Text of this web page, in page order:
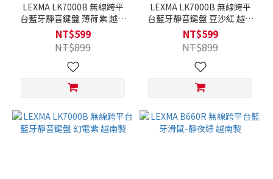
LEXMA LK7000B 無線跨平
台藍牙靜音鍵盤 薄荷紫 越南
製
NT$599
NT$899
LEXMA LK7000B 無線跨平
台藍牙靜音鍵盤 豆沙紅 越南
製
NT$599
NT$899